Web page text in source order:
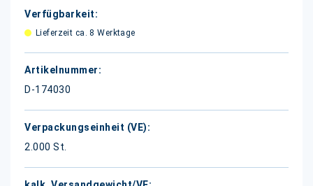
Lieferzeit ca. 8 Werktage
D-174030
2.000 St.